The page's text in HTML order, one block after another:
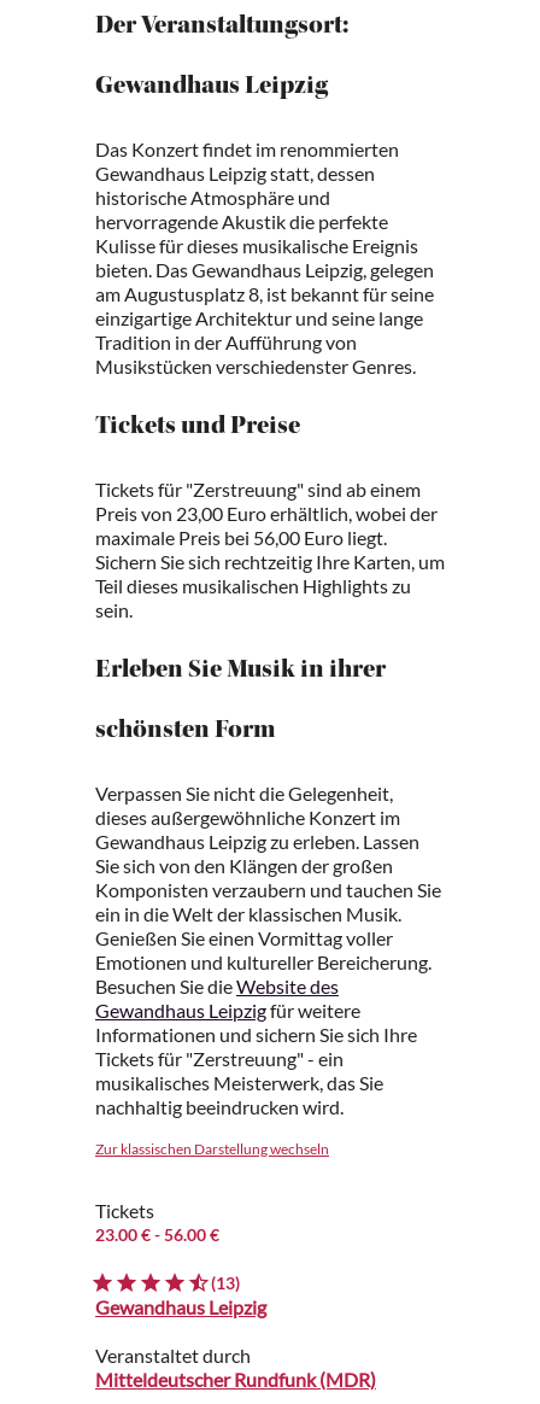
Der Veranstaltungsort:
Gewandhaus Leipzig
Das Konzert findet im renommierten
Gewandhaus Leipzig statt, dessen
historische Atmosphäre und
hervorragende Akustik die perfekte
Kulisse für dieses musikalische Ereignis
bieten. Das Gewandhaus Leipzig, gelegen
am Augustusplatz 8, ist bekannt für seine
einzigartige Architektur und seine lange
Tradition in der Aufführung von
Musikstücken verschiedenster Genres.
Tickets und Preise
Tickets für "Zerstreuung" sind ab einem
Preis von 23,00 Euro erhältlich, wobei der
maximale Preis bei 56,00 Euro liegt.
Sichern Sie sich rechtzeitig Ihre Karten, um
Teil dieses musikalischen Highlights zu
sein.
Erleben Sie Musik in ihrer
schönsten Form
Verpassen Sie nicht die Gelegenheit,
dieses außergewöhnliche Konzert im
Gewandhaus Leipzig zu erleben. Lassen
Sie sich von den Klängen der großen
Komponisten verzaubern und tauchen Sie
ein in die Welt der klassischen Musik.
Genießen Sie einen Vormittag voller
Emotionen und kultureller Bereicherung.
Besuchen Sie dieWebsite des
Gewandhaus Leipzigfür weitere
Informationen und sichern Sie sich Ihre
Tickets für "Zerstreuung" - ein
musikalisches Meisterwerk, das Sie
nachhaltig beeindrucken wird.
Zur klassischen Darstellung wechseln
Tickets
23.00 €- 56.00 €
(13)
Gewandhaus Leipzig
Veranstaltet durch
Mitteldeutscher Rundfunk (MDR)